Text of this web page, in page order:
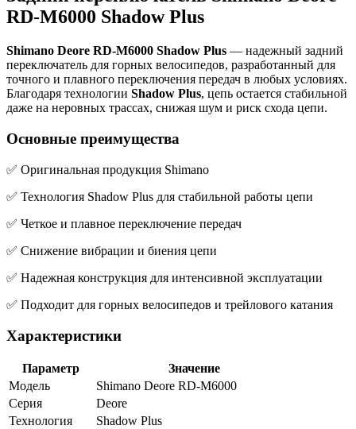
RD-M6000 Shadow Plus
Shimano Deore RD-M6000 Shadow Plus — надежный задний
переключатель для горных велосипедов, разработанный для
точного и плавного переключения передач в любых условиях.
Благодаря технологии Shadow Plus, цепь остается стабильной
даже на неровных трассах, снижая шум и риск схода цепи.
Основные преимущества
✅ Оригинальная продукция Shimano
✅ Технология Shadow Plus для стабильной работы цепи
✅ Четкое и плавное переключение передач
✅ Снижение вибрации и биения цепи
✅ Надежная конструкция для интенсивной эксплуатации
✅ Подходит для горных велосипедов и трейлового катания
Характеристики
Параметр
Значение
Модель
Shimano Deore RD-M6000
Серия
Deore
Технология
Shadow Plus